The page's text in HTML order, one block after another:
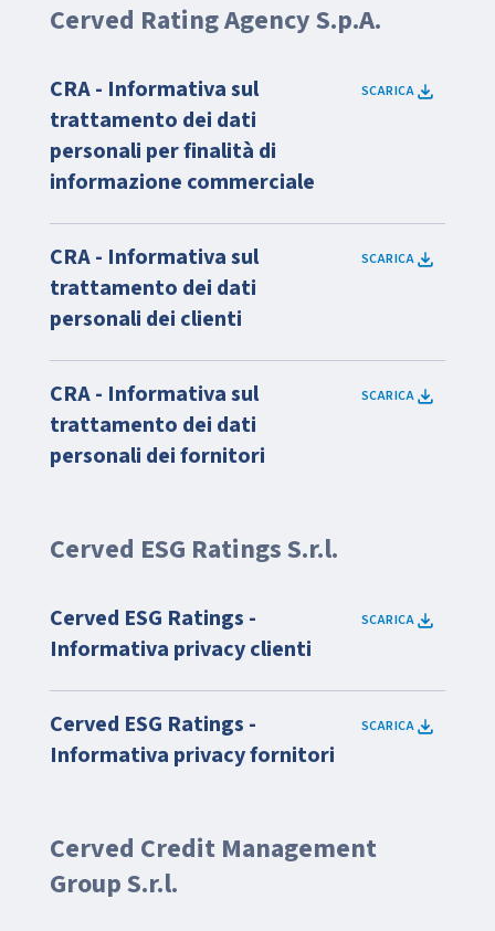
Cerved Rating Agency S.p.A.
CRA - Informativa sul
trattamento dei dati
personali per finalità di
informazione commerciale
SCARICA
CRA - Informativa sul
trattamento dei dati
personali dei clienti
SCARICA
CRA - Informativa sul
trattamento dei dati
personali dei fornitori
SCARICA
Cerved ESG Ratings S.r.l.
Cerved ESG Ratings -
Informativa privacy clienti
SCARICA
Cerved ESG Ratings -
Informativa privacy fornitori
SCARICA
Cerved Credit Management
Group S.r.l.